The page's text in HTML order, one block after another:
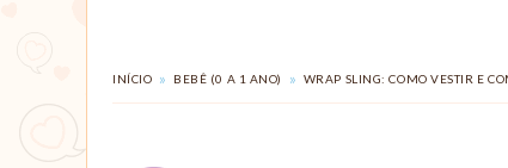
ajudar
mães
VOCÊ
INÍCIO » BEBÊ (0 A 1 ANO) » WRAP SLING: COMO VESTIR E